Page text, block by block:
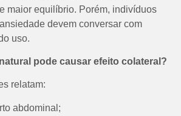
maior equilíbrio. Porém, indivíduos
devem conversar com
uso.
pode causar efeito colateral?
relatam:
abdominal;